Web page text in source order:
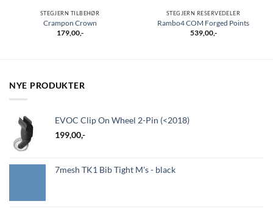
STEGJERN TILBEHØR
Crampon Crown
179,00,-
STEGJERN RESERVEDELER
Rambo4 COM Forged Points
539,00,-
NYE PRODUKTER
EVOC Clip On Wheel 2-Pin (<2018)
199,00,-
7mesh TK1 Bib Tight M's - black